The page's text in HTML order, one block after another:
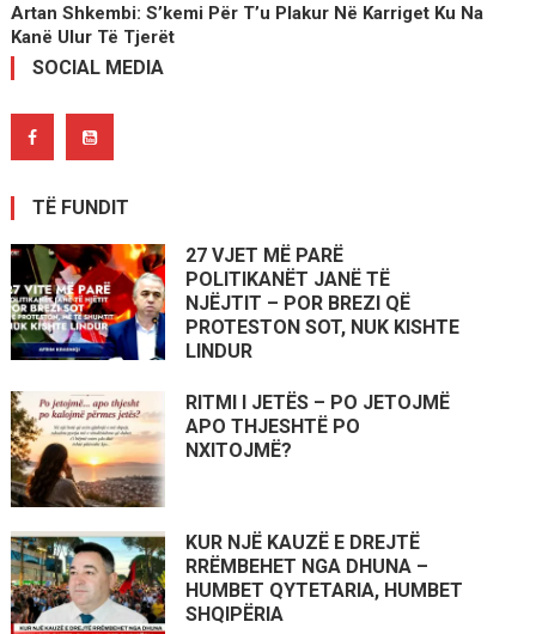
Artan Shkembi: S’kemi Për T’u Plakur Në Karriget Ku Na
Kanë Ulur Të Tjerët
SOCIAL MEDIA
TË FUNDIT
27 VJET MË PARË
POLITIKANËT JANË TË
NJËJTIT – POR BREZI QË
PROTESTON SOT, NUK KISHTE
LINDUR
RITMI I JETËS – PO JETOJMË
APO THJESHTË PO
NXITOJMË?
KUR NJË KAUZË E DREJTË
RRËMBEHET NGA DHUNA –
HUMBET QYTETARIA, HUMBET
SHQIPËRIA